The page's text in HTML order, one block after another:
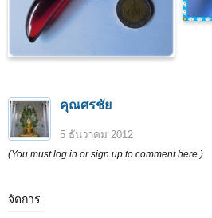
คุณศรชัย
5 ธันวาคม 2012
(You must log in or sign up to comment here.)
จัดการ